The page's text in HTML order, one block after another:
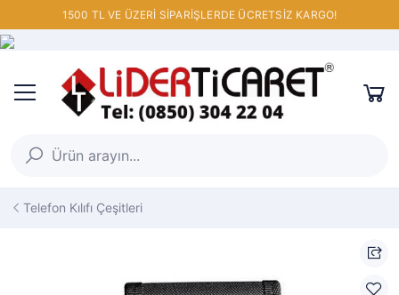
1500 TL VE ÜZERİ SİPARİŞLERDE ÜCRETSİZ KARGO!
Telefon Kılıfı Çeşitleri